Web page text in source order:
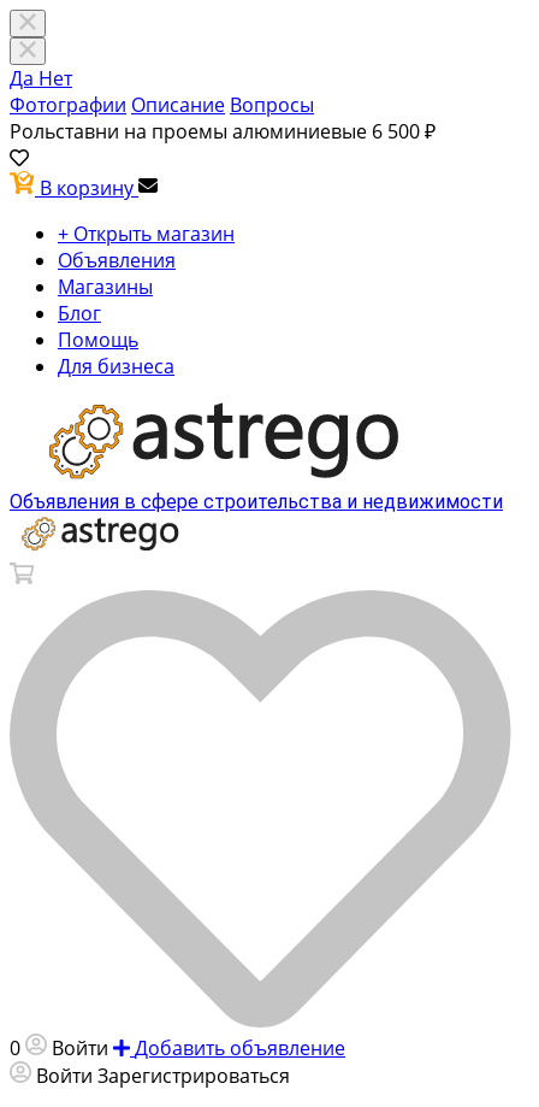
Да Нет
Фотографии Описание Вопросы
Рольставни на проемы алюминиевые 6 500 ₽
В корзину
+ Открыть магазин
Объявления
Магазины
Блог
Помощь
Для бизнеса
Объявления в сфере строительства и недвижимости
0 Войти
Добавить объявление
Войти Зарегистрироваться